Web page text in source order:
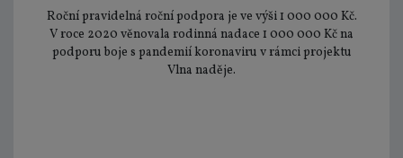
Roční pravidelná roční podpora je ve výši 1 000 000 Kč.
V roce 2020 věnovala rodinná nadace 1 000 000 Kč na
podporu boje s pandemií koronaviru v rámci projektu
Vlna naděje.